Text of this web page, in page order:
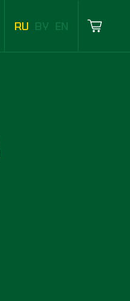
RU BY EN